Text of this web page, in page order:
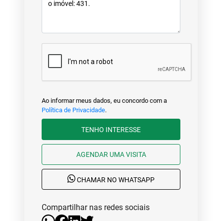
Ao informar meus dados, eu concordo com a
Política de Privacidade.
TENHO INTERESSE
AGENDAR UMA VISITA
CHAMAR NO WHATSAPP
Compartilhar nas redes sociais